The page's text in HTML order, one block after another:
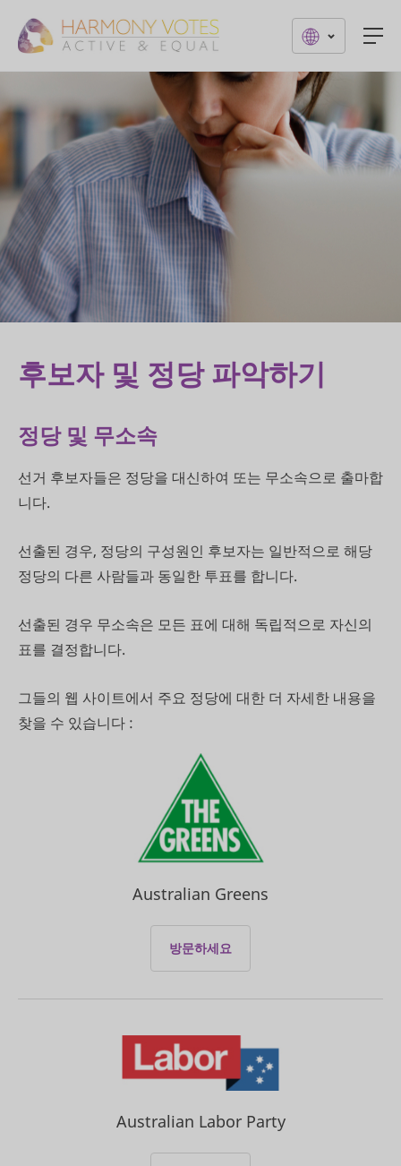
후보자 및 정당 파악하기
정당 및 무소속
선거 후보자들은 정당을 대신하여 또는 무소속으로 출마합
니다.
선출된 경우, 정당의 구성원인 후보자는 일반적으로 해당
정당의 다른 사람들과 동일한 투표를 합니다.
선출된 경우 무소속은 모든 표에 대해 독립적으로 자신의
표를 결정합니다.
그들의 웹 사이트에서 주요 정당에 대한 더 자세한 내용을
찾을 수 있습니다 :
Australian Greens
방문하세요
Australian Labor Party